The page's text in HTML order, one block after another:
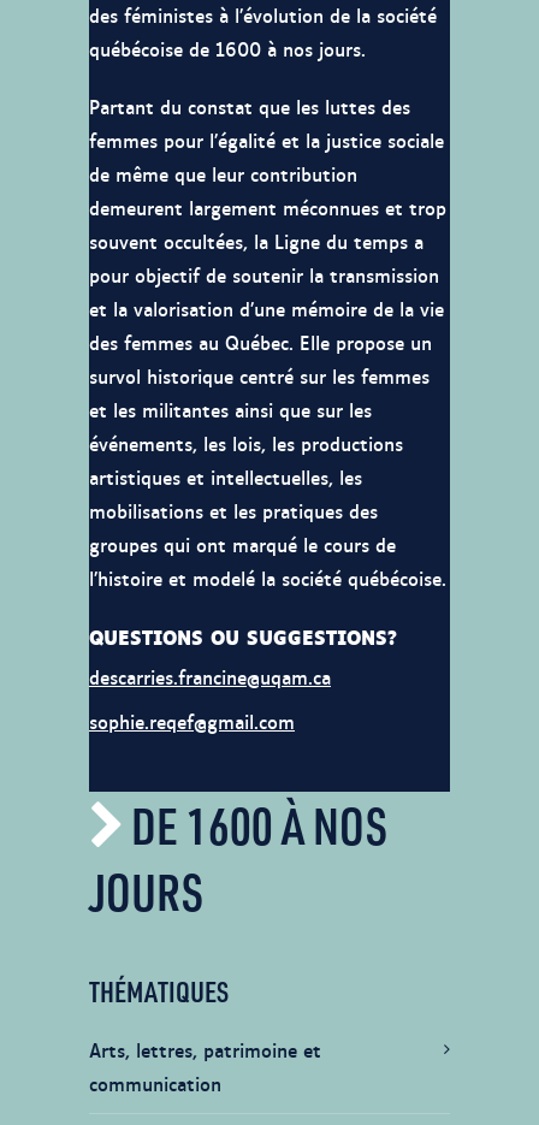
des féministes à l’évolution de la société
québécoise de 1600 à nos jours.
Partant du constat que les luttes des
femmes pour l’égalité et la justice sociale
de même que leur contribution
demeurent largement méconnues et trop
souvent occultées, la Ligne du temps a
pour objectif de soutenir la transmission
et la valorisation d’une mémoire de la vie
des femmes au Québec. Elle propose un
survol historique centré sur les femmes
et les militantes ainsi que sur les
événements, les lois, les productions
artistiques et intellectuelles, les
mobilisations et les pratiques des
groupes qui ont marqué le cours de
l’histoire et modelé la société québécoise.
QUESTIONS OU SUGGESTIONS?
descarries.francine@uqam.ca
sophie.reqef@gmail.com
DE 1600 À NOS
JOURS
THÉMATIQUES
Arts, lettres, patrimoine et
communication